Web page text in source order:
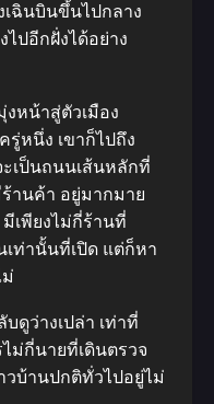
เฉินบินขึ้นไปกลาง
ปอีกฝั่งได้อย่าง
งหน้าสู่ตัวเมือง
รู่หนึ่ง เขาก็ไปถึง
เป็นถนนเส้นหลักที่
านค้า อยู่มากมาย
เพียงไม่กี่ร้านที่
ท่านั้นที่เปิด แต่ก็หา
ดูว่างเปล่า เท่าที่
ม่กี่นายที่เดินตรวจ
วบ้านปกติทั่วไปอยู่ไม่